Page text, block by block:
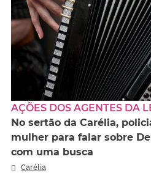
AÇÕES DOS AGENTES DA
No sertão da Carélia,
mulher para falar sobre
com uma busca
Carélia